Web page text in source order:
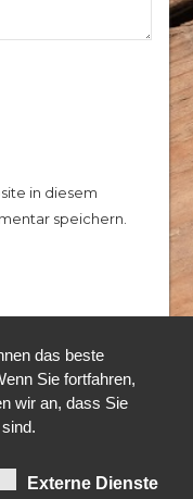
in diesem
speichern.
das beste
Sie fortfahren,
wir an, dass Sie
Externe Dienste